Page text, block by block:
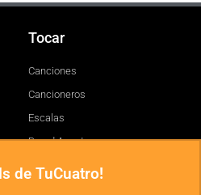
Tocar
Canciones
Cancioneros
Escalas
Brand Assets
de TuCuatro!